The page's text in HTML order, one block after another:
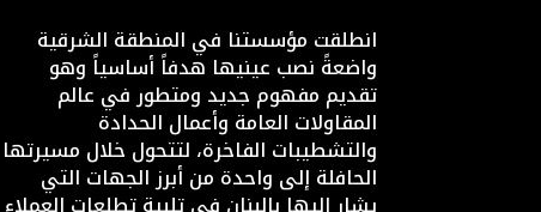
انطلقت مؤسستنا في المنطقة الشرقية
واضعةً نصب عينيها هدفاً أساسياً وهو
تقديم مفهوم جديد ومتطور في عالم
المقاولات العامة وأعمال الحدادة
والتشطيبات الفاخرة، لتتحول خلال مسيرتها
الحافلة إلى واحدة من أبرز الجهات التي